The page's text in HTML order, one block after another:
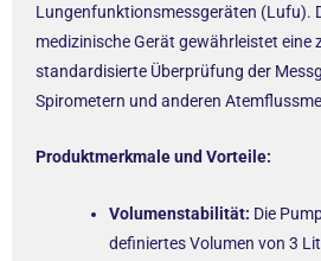
Lungenfunktionsmessgeräten (Lufu).
medizinische Gerät gewährleistet eine
standardisierte Überprüfung der
Spirometern und anderen
Produktmerkmale und Vorteile:
Volumenstabilität: Die
definiertes Volumen von 3